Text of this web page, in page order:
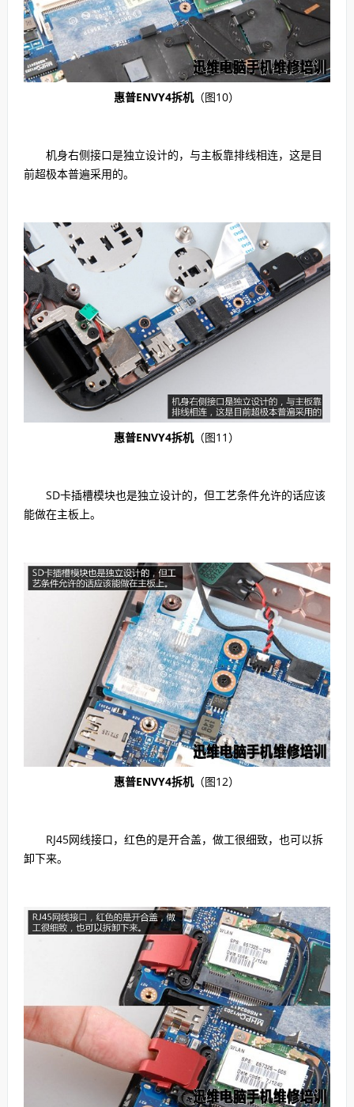
惠普ENVY4拆机（图10）
机身右侧接口是独立设计的，与主板靠排线相连，这是目
前超极本普遍采用的。
惠普ENVY4拆机（图11）
SD卡插槽模块也是独立设计的，但工艺条件允许的话应该
能做在主板上。
惠普ENVY4拆机（图12）
RJ45网线接口，红色的是开合盖，做工很细致，也可以拆
卸下来。